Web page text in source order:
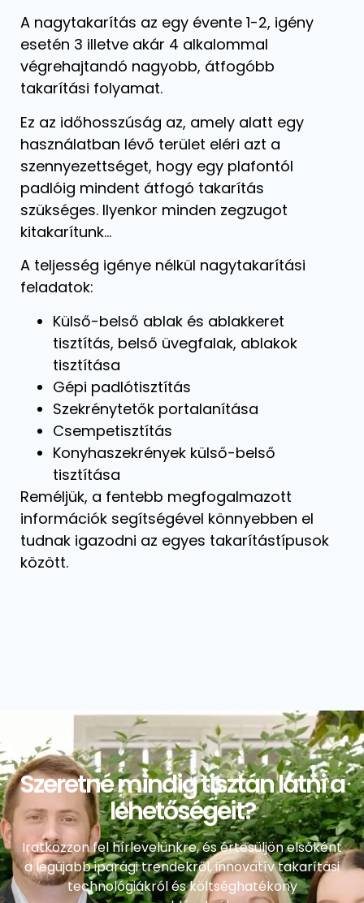
A nagytakarítás az egy évente 1-2, igény
esetén 3 illetve akár 4 alkalommal
végrehajtandó nagyobb, átfogóbb
takarítási folyamat.
Ez az időhosszúság az, amely alatt egy
használatban lévő terület eléri azt a
szennyezettséget, hogy egy plafontól
padlóig mindent átfogó takarítás
szükséges. Ilyenkor minden zegzugot
kitakarítunk…
A teljesség igénye nélkül nagytakarítási
feladatok:
Külső-belső ablak és ablakkeret
tisztítás, belső üvegfalak, ablakok
tisztítása
Gépi padlótisztítás
Szekrénytetők portalanítása
Csempetisztítás
Konyhaszekrények külső-belső
tisztítása
Reméljük, a fentebb megfogalmazott
információk segítségével könnyebben el
tudnak igazodni az egyes takarítástípusok
között.
Szeretné mindig tisztán látni a
lehetőségeit?
Iratkozzon fel hírlevelünkre, és értesüljön elsőként
a legújabb iparági trendekről, innovatív takarítási
technológiákról és költséghatékony